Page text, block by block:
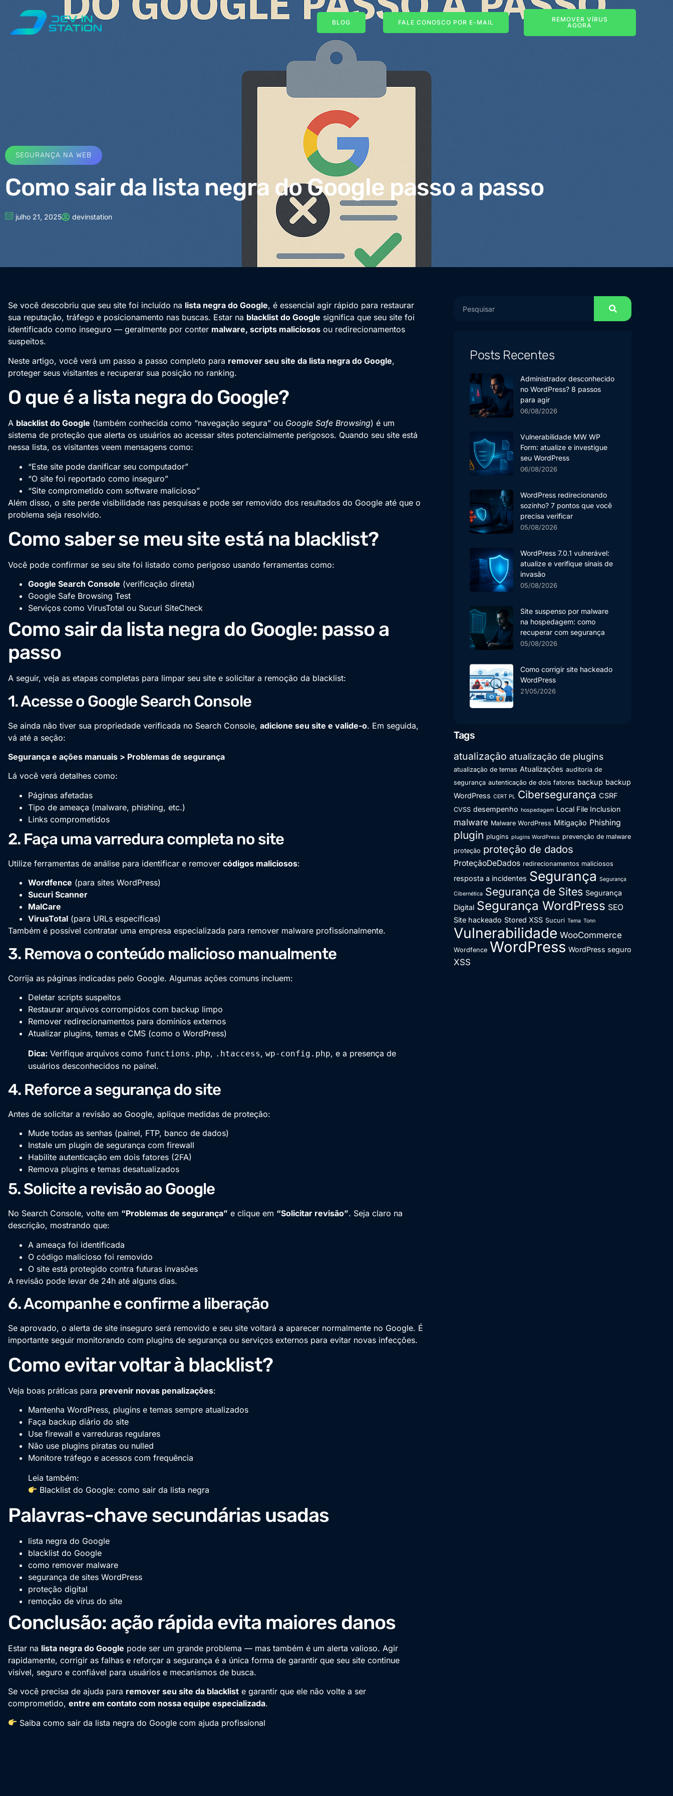
BLOG FALE CONOSCO POR E-MAIL
REMOVER VÍRUS
AGORA
SEGURANÇA NA WEB
Como sair da lista negra do Google passo a passo
julho 21, 2025 devinstation
Se você descobriu que seu site foi incluído na lista negra do Google, é essencial agir rápido para restaurar
sua reputação, tráfego e posicionamento nas buscas. Estar na blacklist do Google significa que seu site foi
identificado como inseguro — geralmente por conter malware, scripts maliciosos ou redirecionamentos
suspeitos.
Neste artigo, você verá um passo a passo completo para remover seu site da lista negra do Google,
proteger seus visitantes e recuperar sua posição no ranking.
O que é a lista negra do Google?
A blacklist do Google (também conhecida como “navegação segura” ou Google Safe Browsing) é um
sistema de proteção que alerta os usuários ao acessar sites potencialmente perigosos. Quando seu site está
nessa lista, os visitantes veem mensagens como:
“Este site pode danificar seu computador”
“O site foi reportado como inseguro”
“Site comprometido com software malicioso”
Além disso, o site perde visibilidade nas pesquisas e pode ser removido dos resultados do Google até que o
problema seja resolvido.
Como saber se meu site está na blacklist?
Você pode confirmar se seu site foi listado como perigoso usando ferramentas como:
Google Search Console (verificação direta)
Google Safe Browsing Test
Serviços como VirusTotal ou Sucuri SiteCheck
Como sair da lista negra do Google: passo a
passo
A seguir, veja as etapas completas para limpar seu site e solicitar a remoção da blacklist:
1. Acesse o Google Search Console
Se ainda não tiver sua propriedade verificada no Search Console, adicione seu site e valide-o. Em seguida,
vá até a seção:
Segurança e ações manuais > Problemas de segurança
Lá você verá detalhes como:
Páginas afetadas
Tipo de ameaça (malware, phishing, etc.)
Links comprometidos
2. Faça uma varredura completa no site
Utilize ferramentas de análise para identificar e remover códigos maliciosos:
Wordfence (para sites WordPress)
Sucuri Scanner
MalCare
VirusTotal (para URLs específicas)
Também é possível contratar uma empresa especializada para remover malware profissionalmente.
3. Remova o conteúdo malicioso manualmente
Corrija as páginas indicadas pelo Google. Algumas ações comuns incluem:
Deletar scripts suspeitos
Restaurar arquivos corrompidos com backup limpo
Remover redirecionamentos para domínios externos
Atualizar plugins, temas e CMS (como o WordPress)
Dica: Verifique arquivos como functions.php, .htaccess, wp-config.php, e a presença de
usuários desconhecidos no painel.
4. Reforce a segurança do site
Antes de solicitar a revisão ao Google, aplique medidas de proteção:
Mude todas as senhas (painel, FTP, banco de dados)
Instale um plugin de segurança com firewall
Habilite autenticação em dois fatores (2FA)
Remova plugins e temas desatualizados
5. Solicite a revisão ao Google
No Search Console, volte em “Problemas de segurança” e clique em “Solicitar revisão”. Seja claro na
descrição, mostrando que:
A ameaça foi identificada
O código malicioso foi removido
O site está protegido contra futuras invasões
A revisão pode levar de 24h até alguns dias.
6. Acompanhe e confirme a liberação
Se aprovado, o alerta de site inseguro será removido e seu site voltará a aparecer normalmente no Google. É
importante seguir monitorando com plugins de segurança ou serviços externos para evitar novas infecções.
Como evitar voltar à blacklist?
Veja boas práticas para prevenir novas penalizações:
Mantenha WordPress, plugins e temas sempre atualizados
Faça backup diário do site
Use firewall e varreduras regulares
Não use plugins piratas ou nulled
Monitore tráfego e acessos com frequência
Leia também:
Blacklist do Google: como sair da lista negra
Palavras-chave secundárias usadas
lista negra do Google
blacklist do Google
como remover malware
segurança de sites WordPress
proteção digital
remoção de vírus do site
Conclusão: ação rápida evita maiores danos
Estar na lista negra do Google pode ser um grande problema — mas também é um alerta valioso. Agir
rapidamente, corrigir as falhas e reforçar a segurança é a única forma de garantir que seu site continue
visível, seguro e confiável para usuários e mecanismos de busca.
Se você precisa de ajuda para remover seu site da blacklist e garantir que ele não volte a ser
comprometido, entre em contato com nossa equipe especializada.
Saiba como sair da lista negra do Google com ajuda profissional
Posts Recentes
Administrador desconhecido
no WordPress? 8 passos
para agir
06/08/2026
Vulnerabilidade MW WP
Form: atualize e investigue
seu WordPress
06/08/2026
WordPress redirecionando
sozinho? 7 pontos que você
precisa verificar
05/08/2026
WordPress 7.0.1 vulnerável:
atualize e verifique sinais de
invasão
05/08/2026
Site suspenso por malware
na hospedagem: como
recuperar com segurança
05/08/2026
Como corrigir site hackeado
WordPress
21/05/2026
Tags
atualização atualização de plugins
atualização de temas Atualizações auditoria de
segurança autenticação de dois fatores backup backup
WordPress CERT PL Cibersegurança CSRF
CVSS desempenho hospedagem Local File Inclusion
malware Malware WordPress Mitigação Phishing
plugin plugins plugins WordPress prevenção de malware
proteção proteção de dados
ProteçãoDeDados redirecionamentos maliciosos
resposta a incidentes Segurança Segurança
Cibernética Segurança de Sites Segurança
Digital Segurança WordPress SEO
Site hackeado Stored XSS Sucuri Tema Tonn
Vulnerabilidade WooCommerce
Wordfence WordPress WordPress seguro
XSS